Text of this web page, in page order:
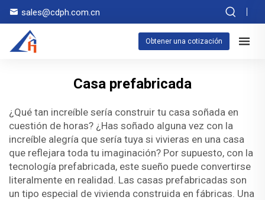
sales@cdph.com.cn
Obtener una cotización
Casa prefabricada
¿Qué tan increíble sería construir tu casa soñada en
cuestión de horas? ¿Has soñado alguna vez con la
increíble alegría que sería tuya si vivieras en una casa
que reflejara toda tu imaginación? Por supuesto, con la
tecnología prefabricada, este sueño puede convertirse
literalmente en realidad. Las casas prefabricadas son
un tipo especial de vivienda construida en fábricas. Una